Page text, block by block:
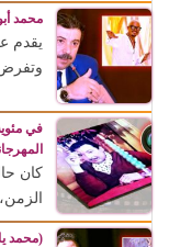
محمد
يقدم
في
كان
(محمد